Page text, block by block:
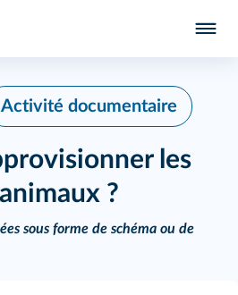
Activité documentaire
les
?
sous forme de schéma ou de